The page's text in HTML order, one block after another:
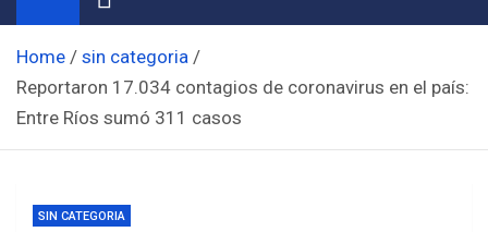
Home
sin categoria
Reportaron 17.034 contagios de coronavirus en el país:
Entre Ríos sumó 311 casos
SIN CATEGORIA